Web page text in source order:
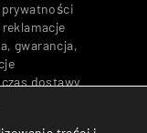
gwarancja,
dostawy
płatności: